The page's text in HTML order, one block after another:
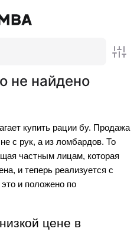
не найдено
купить рации бу. Продажа
с рук, а из ломбардов. То
частным лицам, которая
и теперь реализуется с
и положено по
цене в